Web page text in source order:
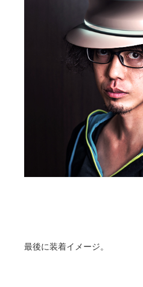
最後に装着イメージ。